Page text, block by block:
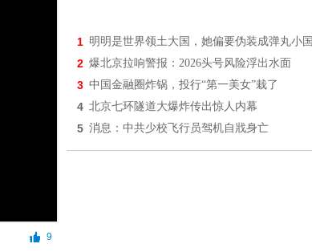
9
1 明明是世界领土大国，她偏要伪装成弹丸小国
2 爆北京拉响警报：2026头号风险浮出水面
3 中国金融圈炸锅，投行“第一美女”栽了
4 北京七环隧道大爆炸传出惊人内幕
5 消息：中共少校飞行员驾机自戕身亡